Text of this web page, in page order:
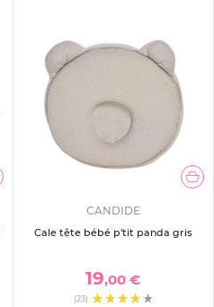
CANDIDE
Cale tête bébé p'tit panda gris
19,00 €
(23)